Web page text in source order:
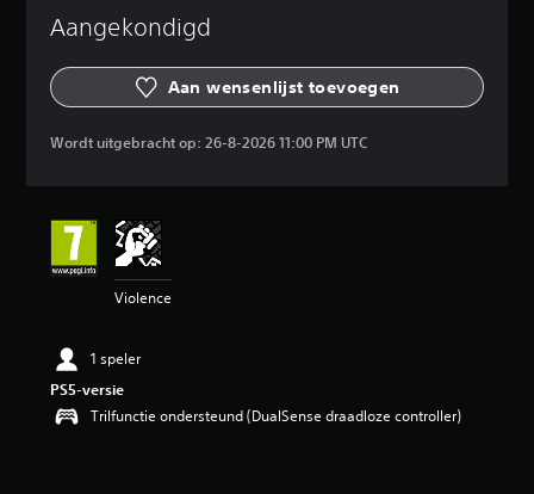
Aangekondigd
Aan wensenlijst toevoegen
Wordt uitgebracht op: 26-8-2026 11:00 PM UTC
Violence
1 speler
PS5-versie
Trilfunctie ondersteund (DualSense draadloze controller)